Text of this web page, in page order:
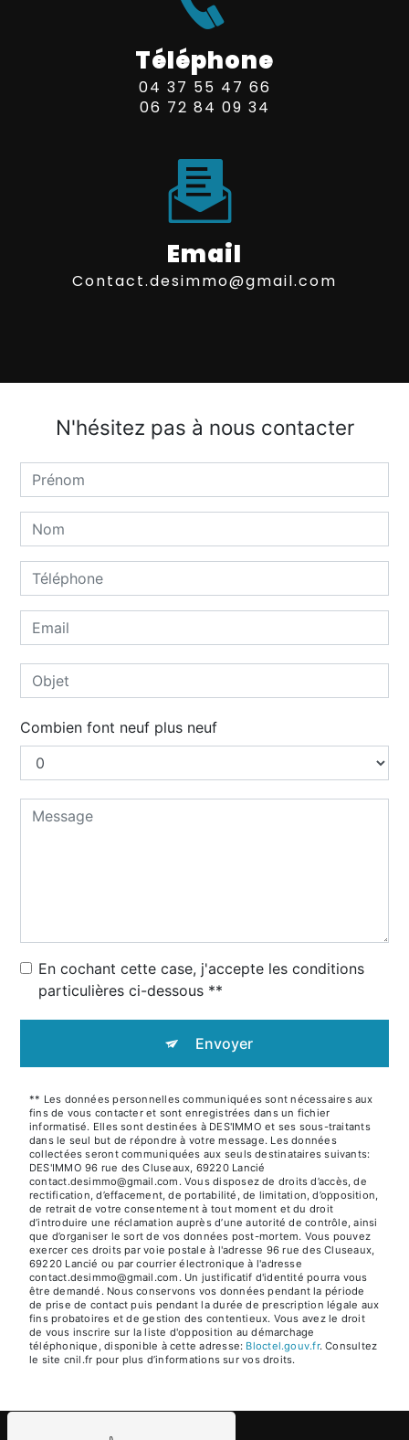
Téléphone
04 37 55 47 66
06 72 84 09 34
Email
contact.desimmo@gmail.com
N'hésitez pas à nous contacter
Combien font neuf plus neuf
En cochant cette case, j'accepte les conditions
particulières ci-dessous **
Envoyer
** Les données personnelles communiquées sont nécessaires aux
fins de vous contacter et sont enregistrées dans un fichier
informatisé. Elles sont destinées à DES'IMMO et ses sous-traitants
dans le seul but de répondre à votre message. Les données
collectées seront communiquées aux seuls destinataires suivants:
DES'IMMO 96 rue des Cluseaux, 69220 Lancié
contact.desimmo@gmail.com. Vous disposez de droits d’accès, de
rectification, d’effacement, de portabilité, de limitation, d’opposition,
de retrait de votre consentement à tout moment et du droit
d’introduire une réclamation auprès d’une autorité de contrôle, ainsi
que d’organiser le sort de vos données post-mortem. Vous pouvez
exercer ces droits par voie postale à l'adresse 96 rue des Cluseaux,
69220 Lancié ou par courrier électronique à l'adresse
contact.desimmo@gmail.com. Un justificatif d'identité pourra vous
être demandé. Nous conservons vos données pendant la période
de prise de contact puis pendant la durée de prescription légale aux
fins probatoires et de gestion des contentieux. Vous avez le droit
de vous inscrire sur la liste d'opposition au démarchage
téléphonique, disponible à cette adresse:
Bloctel.gouv.fr. Consultez
le site cnil.fr pour plus d’informations sur vos droits.